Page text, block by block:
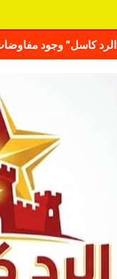
مفاوضات نجم المريخ